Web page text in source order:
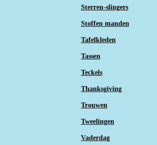
Sterren-slingers
Stoffen manden
Tafelkleden
Tassen
Teckels
Thanksgiving
Trouwen
Tweelingen
Vaderdag